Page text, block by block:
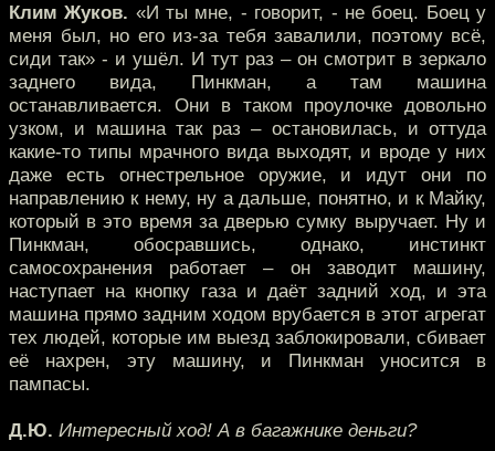
Клим Жуков. «И ты мне, - говорит, - не боец. Боец у
меня был, но его из-за тебя завалили, поэтому всё,
сиди так» - и ушёл. И тут раз – он смотрит в зеркало
заднего вида, Пинкман, а там машина
останавливается. Они в таком проулочке довольно
узком, и машина так раз – остановилась, и оттуда
какие-то типы мрачного вида выходят, и вроде у них
даже есть огнестрельное оружие, и идут они по
направлению к нему, ну а дальше, понятно, и к Майку,
который в это время за дверью сумку выручает. Ну и
Пинкман, обосравшись, однако, инстинкт
самосохранения работает – он заводит машину,
наступает на кнопку газа и даёт задний ход, и эта
машина прямо задним ходом врубается в этот агрегат
тех людей, которые им выезд заблокировали, сбивает
её нахрен, эту машину, и Пинкман уносится в
пампасы.
Д.Ю. Интересный ход! А в багажнике деньги?